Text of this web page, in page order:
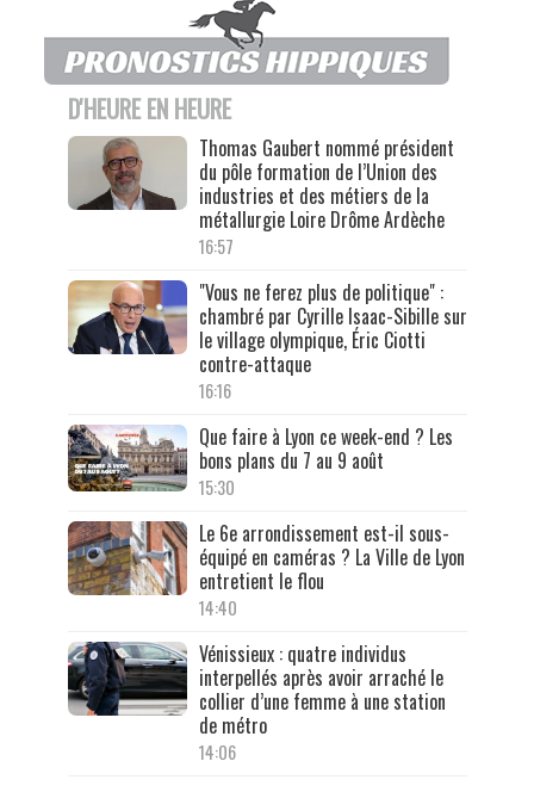
D'HEURE EN HEURE
Thomas Gaubert nommé président
du pôle formation de l’Union des
industries et des métiers de la
métallurgie Loire Drôme Ardèche
16:57
"Vous ne ferez plus de politique" :
chambré par Cyrille Isaac-Sibille sur
le village olympique, Éric Ciotti
contre-attaque
16:16
Que faire à Lyon ce week-end ? Les
bons plans du 7 au 9 août
15:30
Le 6e arrondissement est-il sous-
équipé en caméras ? La Ville de Lyon
entretient le flou
14:40
Vénissieux : quatre individus
interpellés après avoir arraché le
collier d’une femme à une station
de métro
14:06